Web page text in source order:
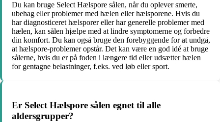
Du kan bruge Select Hælspore sålen, når du oplever smerte,
ubehag eller problemer med hælen eller hælsporene. Hvis du
har diagnosticeret hælsporer eller har generelle problemer med
hælen, kan sålen hjælpe med at lindre symptomerne og forbedre
din komfort. Du kan også bruge den forebyggende for at undgå,
at hælspore-problemer opstår. Det kan være en god idé at bruge
sålerne, hvis du er på foden i længere tid eller udsætter hælen
for gentagne belastninger, f.eks. ved løb eller sport.
Er Select Hælspore sålen egnet til alle
aldersgrupper?